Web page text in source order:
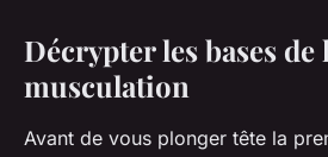
Décrypter les bases de
musculation
Avant de vous plonger tête la